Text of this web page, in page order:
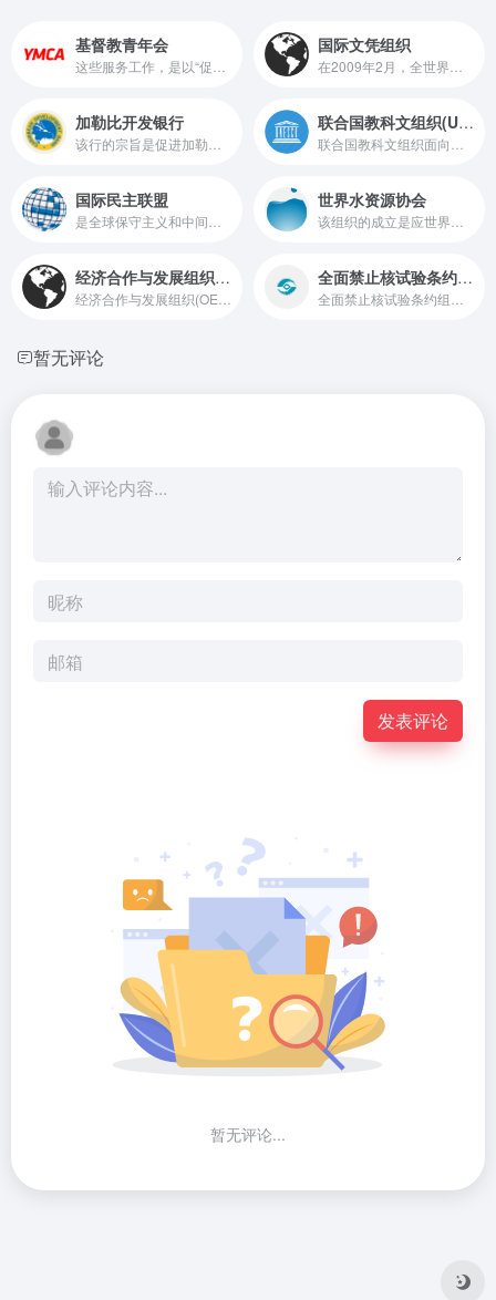
基督教青年会 国际文凭组织
加勒比开发银行 联合国教科文组织(UNESCO)
国际民主联盟 世界水资源协会
经济合作与发展组织(OECD) 全面禁止核试验条约组织
暂无评论
发表评论
暂无评论...